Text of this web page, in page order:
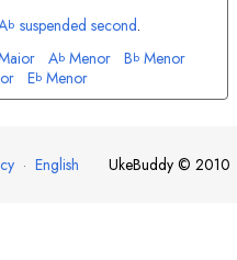
b suspended second.
Ab Menor Bb Menor
Eb Menor
· English UkeBuddy © 2010